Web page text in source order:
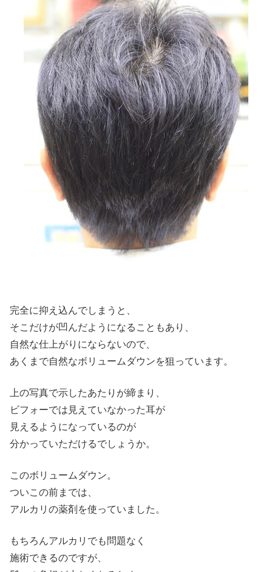
完全に抑え込んでしまうと、
そこだけが凹んだようになることもあり、
自然な仕上がりにならないので、
あくまで自然なボリュームダウンを狙っています。
上の写真で示したあたりが締まり、
ビフォーでは見えていなかった耳が
見えるようになっているのが
分かっていただけるでしょうか。
このボリュームダウン。
ついこの前までは、
アルカリの薬剤を使っていました。
もちろんアルカリでも問題なく
施術できるのですが、